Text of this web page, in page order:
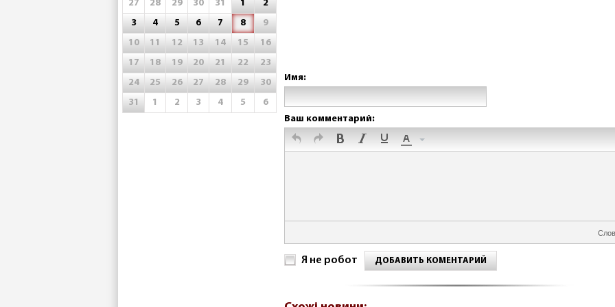
27 28 29 30 31 1
2
3
4 5 6 7 8
9
10
11 12 13 14 15
16
17
18 19 20 21 22
23
24
25 26 27 28 29
30
31
1 2 3 4 5 6
Имя:
Ваш комментарий:
Я не робот ДОБАВИТЬ КОМЕНТАРИЙ